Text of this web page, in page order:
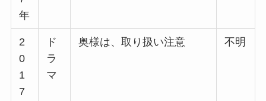
年
2
0
1
7
ド
ラ
マ
奥様は、取り扱い注意 不明